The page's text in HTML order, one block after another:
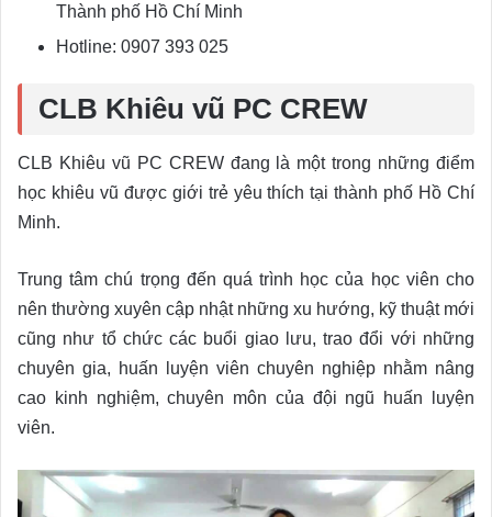
Thành phố Hồ Chí Minh
Hotline: 0907 393 025
CLB Khiêu vũ PC CREW
CLB Khiêu vũ PC CREW đang là một trong những điểm
học khiêu vũ được giới trẻ yêu thích tại thành phố Hồ Chí
Minh.
Trung tâm chú trọng đến quá trình học của học viên cho
nên thường xuyên cập nhật những xu hướng, kỹ thuật mới
cũng như tổ chức các buổi giao lưu, trao đổi với những
chuyên gia, huấn luyện viên chuyên nghiệp nhằm nâng
cao kinh nghiệm, chuyên môn của đội ngũ huấn luyện
viên.